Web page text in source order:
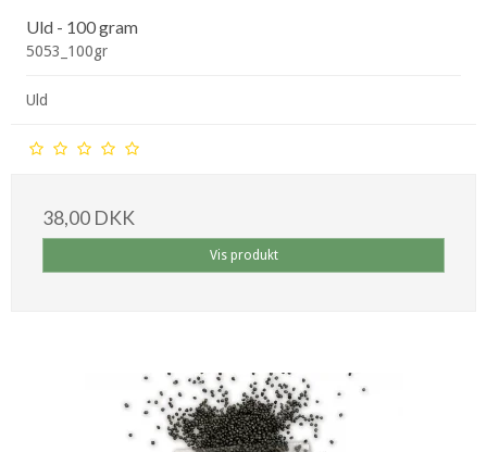
Uld - 100 gram
5053_100gr
Uld
38,00 DKK
Vis produkt